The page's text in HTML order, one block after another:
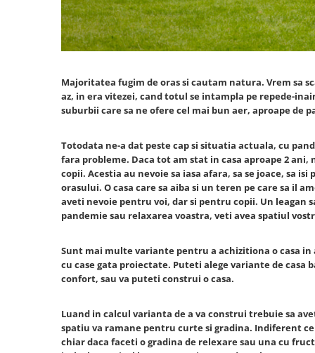
Cuptoare incorporabile
Deshidratoare carne & fructe &
Aparate de vidat
Articole Menaj
Friteuze aer cald
Gratare Electrice
Masini de gheata
Masini de tocat carne
Masini de umplut carnati
Prajitoare de paine
Roboti de bucatarie
Statii de calcat
Hote bucatarie
Consumabile
Slefuitoare
Vibratoare beton
Prelungitoare
Rotopercutoare
Suflante & Aspiratoare
Taietoare de Beton & Asfalt
Trimmere & Motocoase
Majoritatea fugim de oras si cautam natura. Vrem sa
az, in era vitezei, cand totul se intampla pe repede-
suburbii care sa ne ofere cel mai bun aer, aproape de
Totodata ne-a dat peste cap si situatia actuala, cu
fara probleme. Daca tot am stat in casa aproape 2
copii. Acestia au nevoie sa iasa afara, sa se joace, sa
orasului. O casa care sa aiba si un teren pe care sa il
aveti nevoie pentru voi, dar si pentru copii. Un leagan
pandemie sau relaxarea voastra, veti avea spatiul
Sunt mai multe variante pentru a achizitiona o casa
cu case gata proiectate. Puteti alege variante de
confort, sau va puteti construi o casa.
Luand in calcul varianta de a va construi trebuie sa
spatiu va ramane pentru curte si gradina. Indiferent
chiar daca faceti o gradina de relexare sau una cu